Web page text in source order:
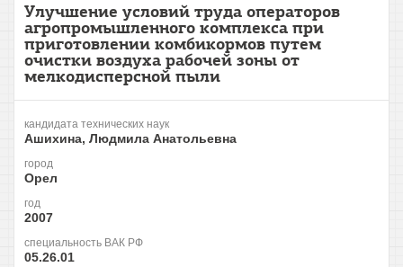
Улучшение условий труда операторов
агропромышленного комплекса при
приготовлении комбикормов путем
очистки воздуха рабочей зоны от
мелкодисперсной пыли
кандидата технических наук
Ашихина, Людмила Анатольевна
город
Орел
год
2007
специальность ВАК РФ
05.26.01